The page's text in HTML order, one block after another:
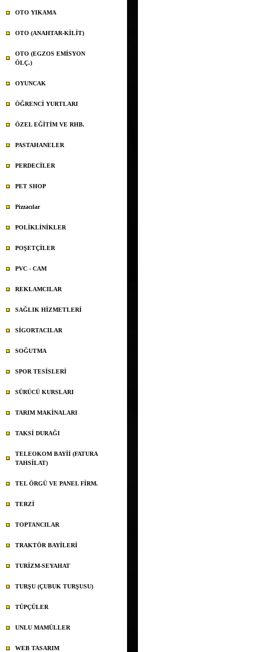
OTO YIKAMA
OTO (ANAHTAR-KİLİT)
OTO (EGZOS EMİSYON
ÖLÇ.)
OYUNCAK
ÖĞRENCİ YURTLARI
ÖZEL EĞİTİM VE RHB.
PASTAHANELER
PERDECİLER
PET SHOP
Pizzacılar
POLİKLİNİKLER
POŞETÇİLER
PVC - CAM
REKLAMCILAR
SAĞLIK HİZMETLERİ
SİGORTACILAR
SOĞUTMA
SPOR TESİSLERİ
SÜRÜCÜ KURSLARI
TARIM MAKİNALARI
TAKSİ DURAĞI
TELEOKOM BAYİİ (FATURA
TAHSİLAT)
TEL ÖRGÜ VE PANEL FİRM.
TERZİ
TOPTANCILAR
TRAKTÖR BAYİLERİ
TURİZM-SEYAHAT
TURŞU (ÇUBUK TURŞUSU)
TÜPÇÜLER
UNLU MAMÜLLER
WEB TASARIM